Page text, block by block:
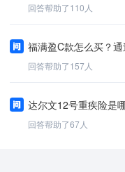
回答帮助了110 人
福满盈C款怎么买？
回答帮助了157人
达尔文12号重疾险是
回答帮助了67人